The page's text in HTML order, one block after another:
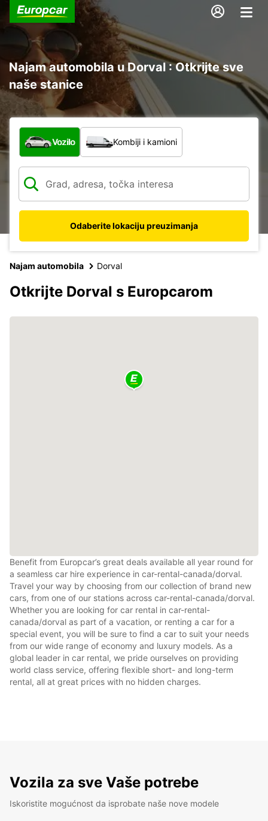
Najam automobila u Dorval : Otkrijte sve
naše stanice
Koja vrsta vozila?
Vozilo Kombiji i kamioni
Odaberite lokaciju preuzimanja
Najam automobila Dorval
Otkrijte Dorval s Europcarom
Benefit from Europcar’s great deals available all year round for
a seamless car hire experience in car-rental-canada/dorval.
Travel your way by choosing from our collection of brand new
cars, from one of our stations across car-rental-canada/dorval.
Whether you are looking for car rental in car-rental-
canada/dorval as part of a vacation, or renting a car for a
special event, you will be sure to find a car to suit your needs
from our wide range of economy and luxury models. As a
global leader in car rental, we pride ourselves on providing
world class service, offering flexible short- and long-term
rental, all at great prices with no hidden charges.
Vozila za sve Vaše potrebe
Iskoristite mogućnost da isprobate naše nove modele